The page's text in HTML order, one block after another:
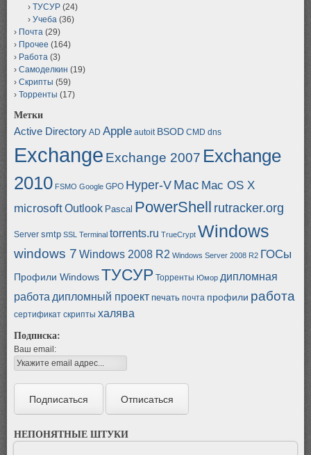
ТУСУР (24)
Учеба (36)
Почта (29)
Прочее (164)
Работа (3)
Самоделкин (19)
Скрипты (59)
Торренты (17)
Метки
Active Directory AD Apple autoit BSOD CMD dns
Exchange Exchange 2007 Exchange
2010 FSMO Google GPO Hyper-V Mac Mac OS X
microsoftOutlook Pascal PowerShell rutracker.org
Server smtp SSL Terminal torrents.ru TrueCrypt Windows
windows 7 Windows 2008 R2 Windows Server 2008 R2 ГОСы
Профили WindowsТУСУР Торренты Юмор дипломная
работа дипломный проект печать почта профили работа
сертификат скрипты халява
Подписка:
Ваш email:
НЕПОНЯТНЫЕ ШТУКИ